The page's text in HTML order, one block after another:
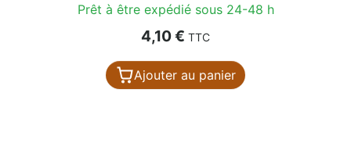
Prêt à être expédié sous 24-48 h
Prix
4,10 € TTC
Ajouter au panier